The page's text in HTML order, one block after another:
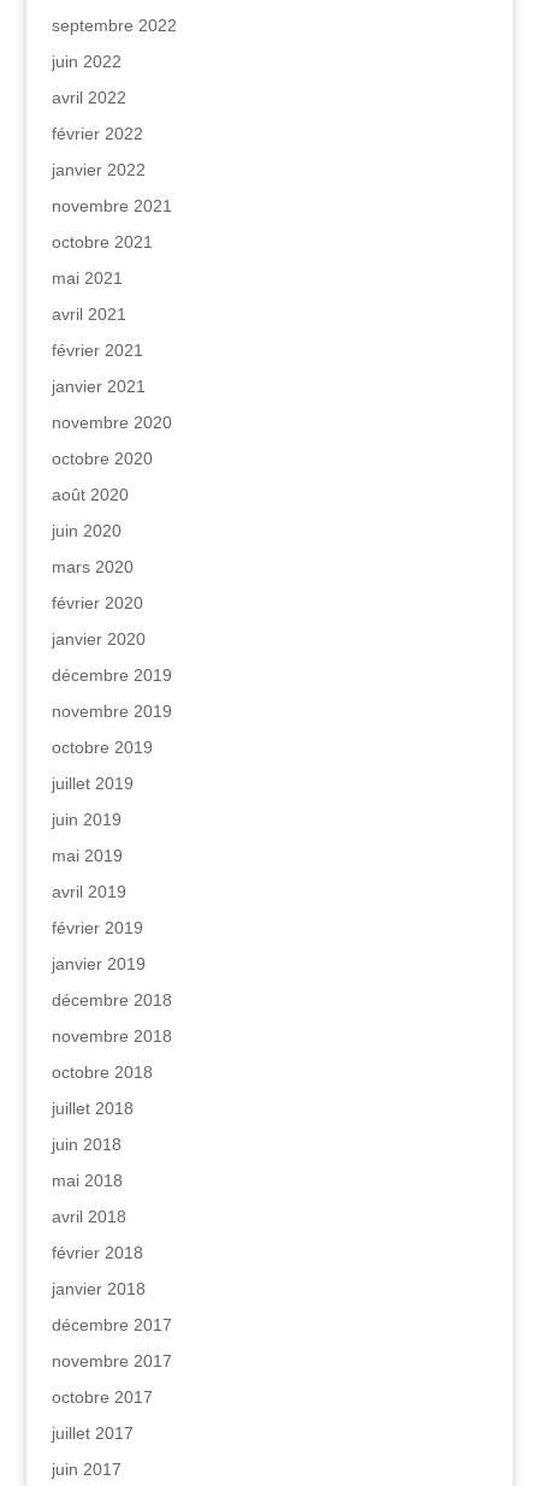
septembre 2022
juin 2022
avril 2022
février 2022
janvier 2022
novembre 2021
octobre 2021
mai 2021
avril 2021
février 2021
janvier 2021
novembre 2020
octobre 2020
août 2020
juin 2020
mars 2020
février 2020
janvier 2020
décembre 2019
novembre 2019
octobre 2019
juillet 2019
juin 2019
mai 2019
avril 2019
février 2019
janvier 2019
décembre 2018
novembre 2018
octobre 2018
juillet 2018
juin 2018
mai 2018
avril 2018
février 2018
janvier 2018
décembre 2017
novembre 2017
octobre 2017
juillet 2017
juin 2017